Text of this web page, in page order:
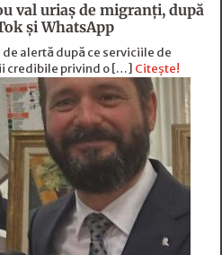
val uriaș de migranți, după
și WhatsApp
alertă după ce serviciile de
credibile privind o […] Citește!